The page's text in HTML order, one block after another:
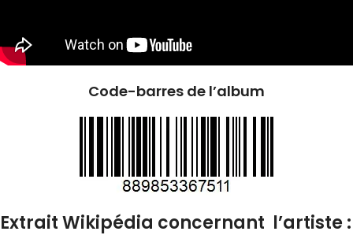
Code-barres de l’album
Extrait Wikipédia concernant l’artiste :